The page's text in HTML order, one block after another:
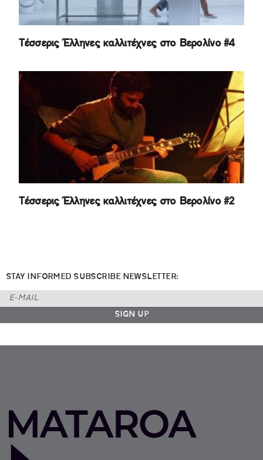
Τέσσερις Έλληνες καλλιτέχνες στο Βερολίνο #4
Τέσσερις Έλληνες καλλιτέχνες στο Βερολίνο #2
STAY INFORMED SUBSCRIBE NEWSLETTER: